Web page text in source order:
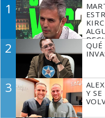
1
2
QUÉ
3
Y